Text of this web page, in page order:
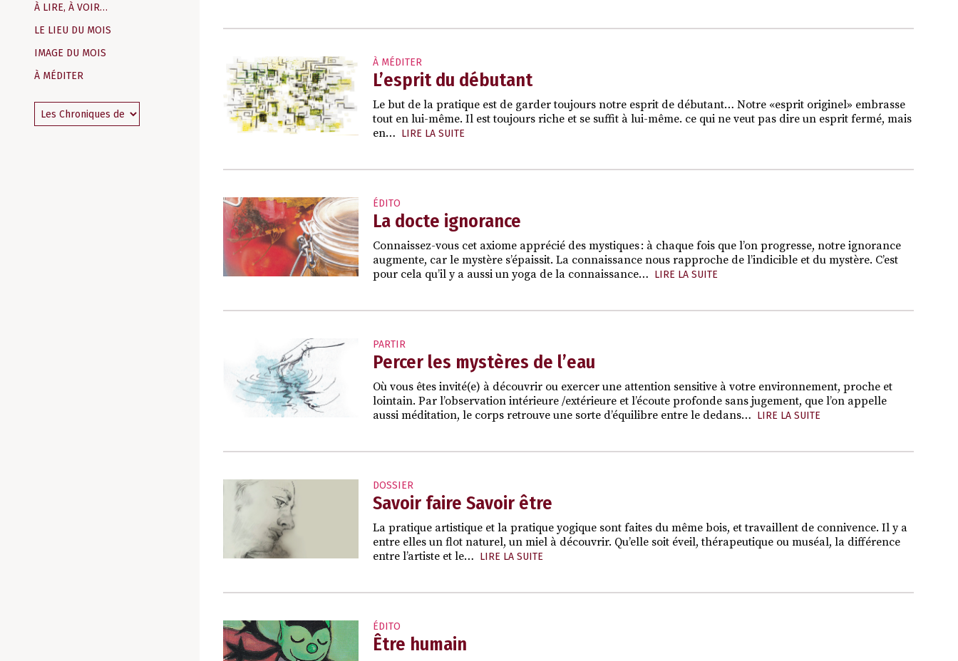
À LIRE, À VOIR…
LE LIEU DU MOIS
IMAGE DU MOIS
À MÉDITER
À MÉDITER
L’esprit du débutant
Le but de la pratique est de garder toujours notre esprit de débutant… Notre «esprit originel» embrasse
tout en lui-même. Il est toujours riche et se suffit à lui-même. ce qui ne veut pas dire un esprit fermé, mais
en… LIRE LA SUITE
ÉDITO
La docte ignorance
Connaissez-vous cet axiome apprécié des mystiques : à chaque fois que l’on progresse, notre ignorance
augmente, car le mystère s’épaissit. La connaissance nous rapproche de l’indicible et du mystère. C’est
pour cela qu’il y a aussi un yoga de la connaissance… LIRE LA SUITE
PARTIR
Percer les mystères de l’eau
Où vous êtes invité(e) à découvrir ou exercer une attention sensitive à votre environnement, proche et
lointain. Par l’observation intérieure /extérieure et l’écoute profonde sans jugement, que l’on appelle
aussi méditation, le corps retrouve une sorte d’équilibre entre le dedans… LIRE LA SUITE
DOSSIER
Savoir faire Savoir être
La pratique artistique et la pratique yogique sont faites du même bois, et travaillent de connivence. Il y a
entre elles un flot naturel, un miel à découvrir. Qu’elle soit éveil, thérapeutique ou muséal, la différence
entre l’artiste et le… LIRE LA SUITE
ÉDITO
Être humain